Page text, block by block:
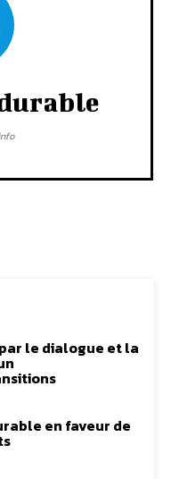
le dialogue et la
en faveur de